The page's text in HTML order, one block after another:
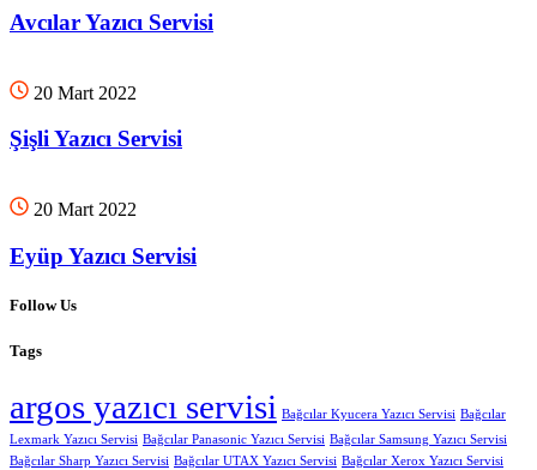
Avcılar Yazıcı Servisi
20 Mart 2022
Şişli Yazıcı Servisi
20 Mart 2022
Eyüp Yazıcı Servisi
Follow Us
Tags
argos yazıcı servisi Bağcılar Kyucera Yazıcı Servisi Bağcılar
Lexmark Yazıcı Servisi Bağcılar Panasonic Yazıcı Servisi Bağcılar Samsung Yazıcı Servisi
Bağcılar Sharp Yazıcı Servisi Bağcılar UTAX Yazıcı Servisi Bağcılar Xerox Yazıcı Servisi